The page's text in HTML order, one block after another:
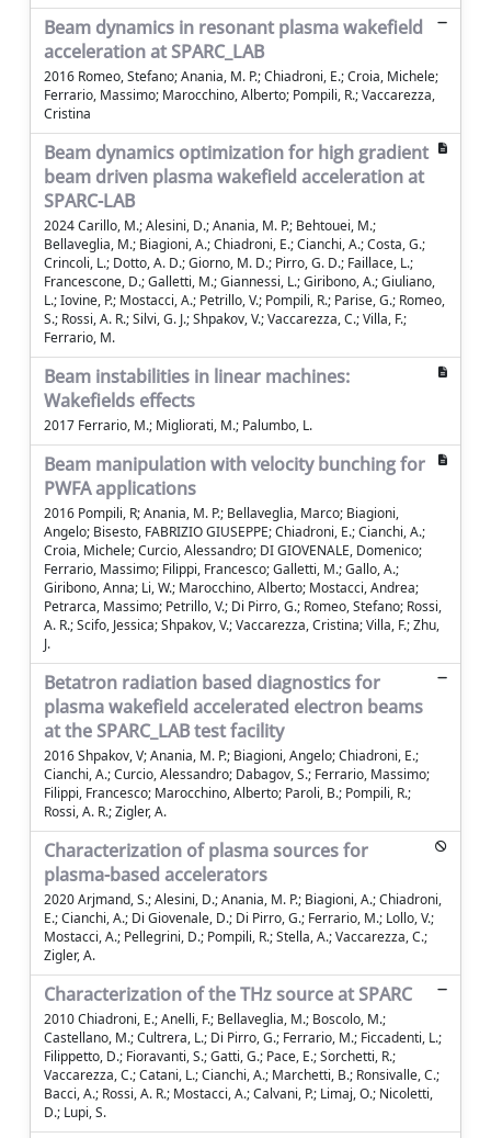
Beam dynamics in resonant plasma wakefield
acceleration at SPARC_LAB
2016 Romeo, Stefano; Anania, M. P.; Chiadroni, E.; Croia, Michele;
Ferrario, Massimo; Marocchino, Alberto; Pompili, R.; Vaccarezza,
Cristina
Beam dynamics optimization for high gradient
beam driven plasma wakefield acceleration at
SPARC-LAB
2024 Carillo, M.; Alesini, D.; Anania, M. P.; Behtouei, M.;
Bellaveglia, M.; Biagioni, A.; Chiadroni, E.; Cianchi, A.; Costa, G.;
Crincoli, L.; Dotto, A. D.; Giorno, M. D.; Pirro, G. D.; Faillace, L.;
Francescone, D.; Galletti, M.; Giannessi, L.; Giribono, A.; Giuliano,
L.; Iovine, P.; Mostacci, A.; Petrillo, V.; Pompili, R.; Parise, G.; Romeo,
S.; Rossi, A. R.; Silvi, G. J.; Shpakov, V.; Vaccarezza, C.; Villa, F.;
Ferrario, M.
Beam instabilities in linear machines:
Wakefields effects
2017 Ferrario, M.; Migliorati, M.; Palumbo, L.
Beam manipulation with velocity bunching for
PWFA applications
2016 Pompili, R; Anania, M. P.; Bellaveglia, Marco; Biagioni,
Angelo; Bisesto, FABRIZIO GIUSEPPE; Chiadroni, E.; Cianchi, A.;
Croia, Michele; Curcio, Alessandro; DI GIOVENALE, Domenico;
Ferrario, Massimo; Filippi, Francesco; Galletti, M.; Gallo, A.;
Giribono, Anna; Li, W.; Marocchino, Alberto; Mostacci, Andrea;
Petrarca, Massimo; Petrillo, V.; Di Pirro, G.; Romeo, Stefano; Rossi,
A. R.; Scifo, Jessica; Shpakov, V.; Vaccarezza, Cristina; Villa, F.; Zhu,
J.
Betatron radiation based diagnostics for
plasma wakefield accelerated electron beams
at the SPARC_LAB test facility
2016 Shpakov, V; Anania, M. P.; Biagioni, Angelo; Chiadroni, E.;
Cianchi, A.; Curcio, Alessandro; Dabagov, S.; Ferrario, Massimo;
Filippi, Francesco; Marocchino, Alberto; Paroli, B.; Pompili, R.;
Rossi, A. R.; Zigler, A.
Characterization of plasma sources for
plasma-based accelerators
2020 Arjmand, S.; Alesini, D.; Anania, M. P.; Biagioni, A.; Chiadroni,
E.; Cianchi, A.; Di Giovenale, D.; Di Pirro, G.; Ferrario, M.; Lollo, V.;
Mostacci, A.; Pellegrini, D.; Pompili, R.; Stella, A.; Vaccarezza, C.;
Zigler, A.
Characterization of the THz source at SPARC
2010 Chiadroni, E.; Anelli, F.; Bellaveglia, M.; Boscolo, M.;
Castellano, M.; Cultrera, L.; Di Pirro, G.; Ferrario, M.; Ficcadenti, L.;
Filippetto, D.; Fioravanti, S.; Gatti, G.; Pace, E.; Sorchetti, R.;
Vaccarezza, C.; Catani, L.; Cianchi, A.; Marchetti, B.; Ronsivalle, C.;
Bacci, A.; Rossi, A. R.; Mostacci, A.; Calvani, P.; Limaj, O.; Nicoletti,
D.; Lupi, S.